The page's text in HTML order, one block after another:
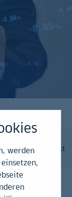
Podcast
werden